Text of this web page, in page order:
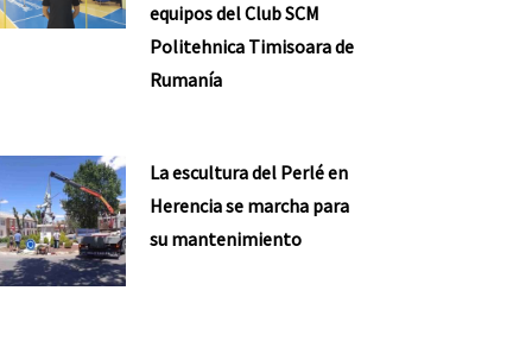
equipos del Club SCM
Politehnica Timisoara de
Rumanía
La escultura del Perlé en
Herencia se marcha para
su mantenimiento